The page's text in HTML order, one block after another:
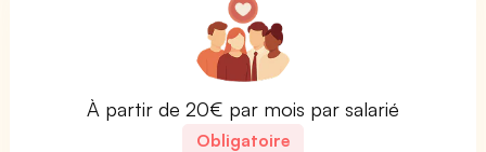
À partir de 20€ par mois par salarié
Obligatoire